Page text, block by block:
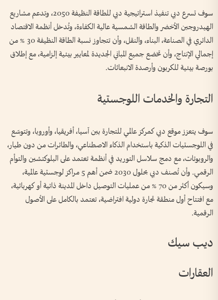
سوف تسرع دبي تنفيذ استراتيجية دبي للطاقة النظيفة 2050، وتدعم مشاريع
الهيدروجين الأخضر والطاقة الشمسية عالية الكفاءة، وتُدخل أنظمة الاقتصاد
الدائري في الصناعة، البناء، والنقل، وأن تتجاوز نسبة الطاقة النظيفة 30 % من
إجمالي الإنتاج، وأن تخضع جميع المباني الجديدة لمعايير بيئية إلزامية، مع إطلاق
بورصة بيئية للكربون وأرصدة الانبعاثات.
التجارة والخدمات اللوجستية
سوف يتعزز موقع دبي كمركز عالمي للتجارة بين آسيا، أفريقيا، وأوروبا، وتتوسّع
في اللوجستيات الذكية باستخدام الذكاء الاصطناعي، والطائرات من دون طيار،
والروبوتات، مع دمج سلاسل التوريد في أنظمة تعتمد على البلوكتشين والتوأم
الرقمي. وأن تُصنف دبي بحلول 2030 ضمن أهم 5 مراكز لوجستية عالمية،
وسيكون أكثر من 70 % من عمليات التوصيل داخل المدينة ذاتية أو كهربائية،
مع افتتاح أول منطقة تجارة دولية افتراضية، تعتمد بالكامل على الأصول
الرقمية.
ديب سيك
العقارات